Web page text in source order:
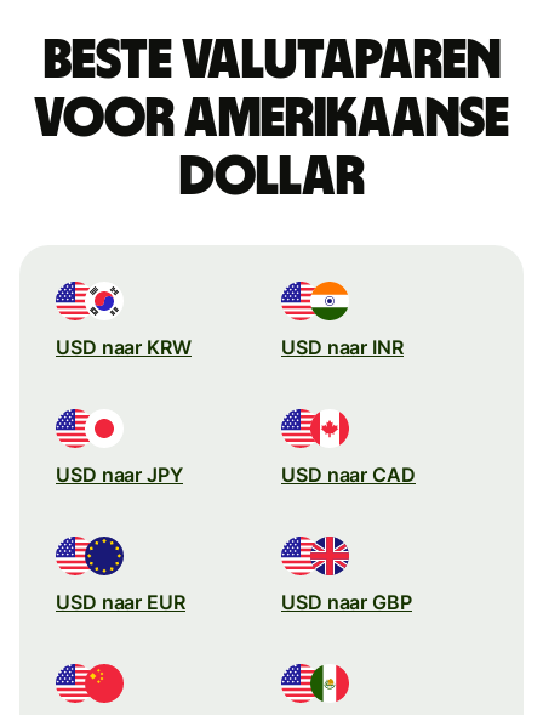
Beste valutaparen
voor Amerikaanse
dollar
USD naar KRW USD naar INR
USD naar JPY USD naar CAD
USD naar EUR USD naar GBP